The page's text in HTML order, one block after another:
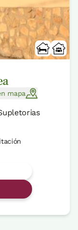
mapa